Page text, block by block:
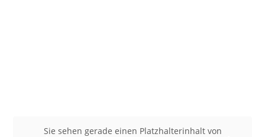
Sie sehen gerade einen Platzhalterinhalt von